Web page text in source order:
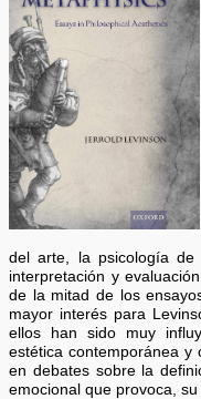
del arte, la psicología
interpretación y
de la mitad de los
mayor interés para
ellos han sido muy
estética contemporánea y
en debates sobre la
emocional que provoca,